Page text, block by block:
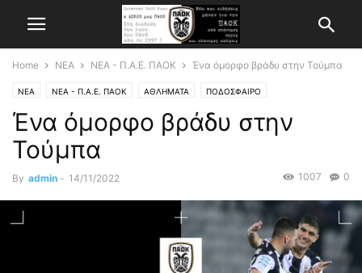
Home ΝΕΑ ΝΕΑ - Π.Α.Ε. ΠΑΟΚ Ένα όμορφο βράδυ στην Τούμπα
ΝΕΑ ΝΕΑ - Π.Α.Ε. ΠΑΟΚ ΑΘΛΗΜΑΤΑ ΠΟΔΟΣΦΑΙΡΟ
Ένα όμορφο βράδυ στην
Τούμπα
By admin - 14/11/2022 0
1007